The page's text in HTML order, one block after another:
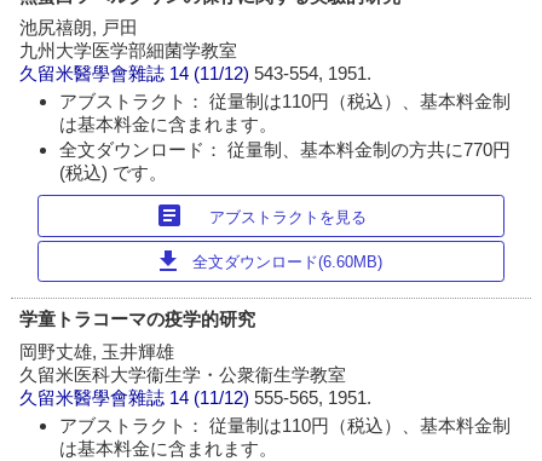
池尻禧朗, 戸田
九州大学医学部細菌学教室
久留米醫學會雜誌 14 (11/12)543-554, 1951.
アブストラクト： 従量制は110円（税込）、基本料金制
は基本料金に含まれます。
全文ダウンロード： 従量制、基本料金制の方共に770円
(税込) です。
article アブストラクトを見る
download 全文ダウンロード(6.60MB)
学童トラコーマの疫学的研究
岡野丈雄, 玉井輝雄
久留米医科大学衞生学・公衆衞生学教室
久留米醫學會雜誌 14 (11/12)555-565, 1951.
アブストラクト： 従量制は110円（税込）、基本料金制
は基本料金に含まれます。